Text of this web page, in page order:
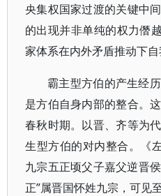
央集权国家过渡的关键中
的出现并非单纯的权力僭
家体系在内外矛盾推动下自
霸主型方伯的产生经
是方伯自身内部的整合。
春秋时期。以晋、齐等为
生型方伯的对内整合。《
九宗五正顷父子嘉父逆晋
正”属晋国怀姓九宗，可见